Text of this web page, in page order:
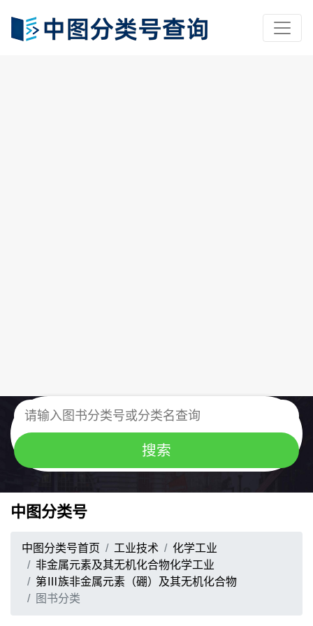
中图分类号
中图分类号首页 工业技术
化学工业
非金属元素及其无机化合物化学工业
第Ⅲ族非金属元素（硼）及其无机化合物
图书分类